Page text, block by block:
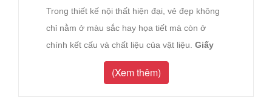
Trong thiết kế nội thất hiện đại, vẻ đẹp không
chỉ nằm ở màu sắc hay họa tiết mà còn ở
chính kết cấu và chất liệu của vật liệu. Giấy
dán tường dạng gân đơn giản một màu
một lựa chọn tuyệt vời, mang đến sự tinh tế,
(Xem thêm)